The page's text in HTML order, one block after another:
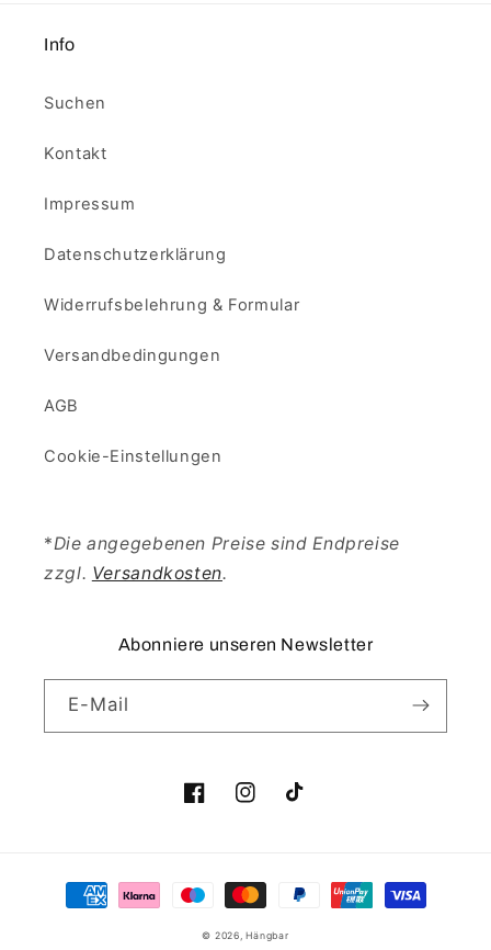
Info
Suchen
Kontakt
Impressum
Datenschutzerklärung
Widerrufsbelehrung & Formular
Versandbedingungen
AGB
Cookie-Einstellungen
*Die angegebenen Preise sind Endpreise
zzgl. Versandkosten.
Abonniere unseren Newsletter
E-Mail
FacebookInstagramTikTok
Zahlungsmethoden
© 2026,Hängbar